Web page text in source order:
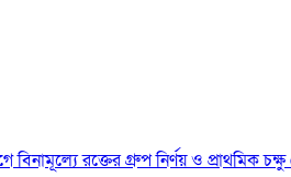
রক্তের গ্রুপ নির্ণয় ও প্রাথমিক চক্ষু